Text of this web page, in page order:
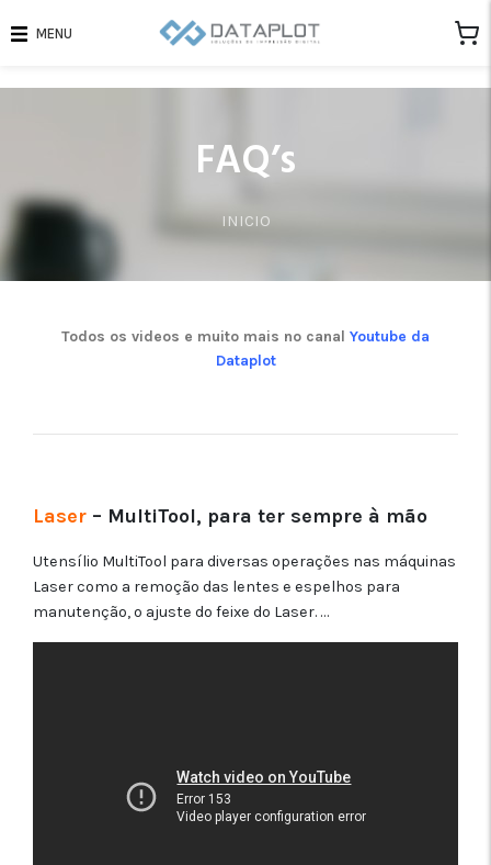
MENU
FAQ’s
INICIO
Todos os videos e muito mais no canal Youtube da
Dataplot
Laser – MultiTool, para ter sempre à mão
Utensílio MultiTool para diversas operações nas máquinas
Laser como a remoção das lentes e espelhos para
manutenção, o ajuste do feixe do Laser. …